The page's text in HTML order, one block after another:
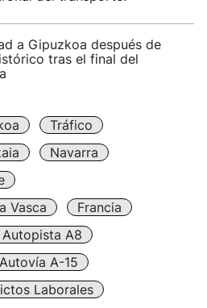
a Gipuzkoa después de
tras el final del
Tráfico
Navarra
Vasca
Francia
Autopista A8
Autovía A-15
Laborales